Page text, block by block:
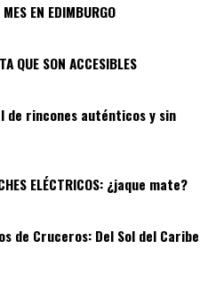
EN EDIMBURGO
QUE SON ACCESIBLES
de rincones auténticos y sin
ELÉCTRICOS: ¿jaque mate?
06
de Cruceros: Del Sol del Caribe